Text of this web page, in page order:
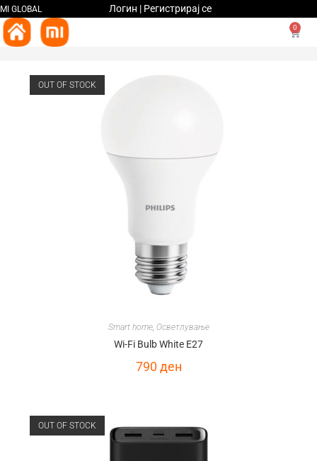
MI GLOBAL Логин | Регистрирај се
0
OUT OF STOCK
Smart home, Осветлување
Wi-Fi Bulb White E27
790ден
OUT OF STOCK